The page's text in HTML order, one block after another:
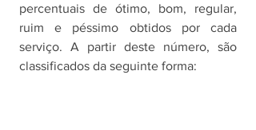
percentuais de ótimo, bom, regular,
ruim e péssimo obtidos por cada
serviço. A partir deste número, são
classificados da seguinte forma: